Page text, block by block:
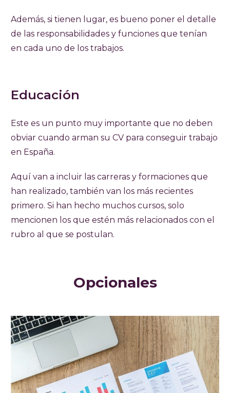
Además, si tienen lugar, es bueno poner el detalle
de las responsabilidades y funciones que tenían
en cada uno de los trabajos.
Educación
Este es un punto muy importante que no deben
obviar cuando arman su CV para conseguir trabajo
en España.
Aquí van a incluir las carreras y formaciones que
han realizado, también van los más recientes
primero. Si han hecho muchos cursos, solo
mencionen los que estén más relacionados con el
rubro al que se postulan.
Opcionales